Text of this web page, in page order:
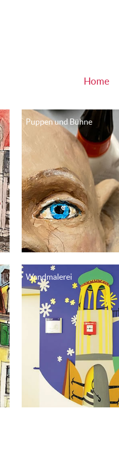
Home
Puppen und Bühne
Wandmalerei